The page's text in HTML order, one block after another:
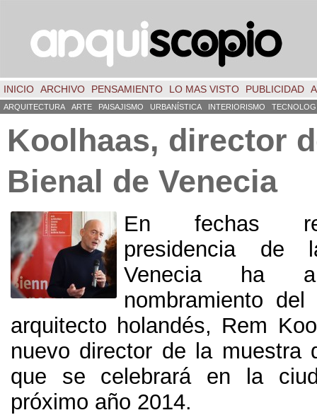
INICIO ARCHIVO PENSAMIENTO LO MAS VISTO PUBLICIDAD
ARQUITECTURA ARTE PAISAJISMO URBANÍSTICA INTERIORISMO
Koolhaas, director
Bienal de Venecia
En fechas
presidencia de
Venecia ha
nombramiento del
arquitecto holandés, Rem
nuevo director de la muestra
que se celebrará en la
próximo año 2014.